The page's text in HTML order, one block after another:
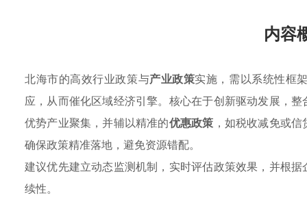
内容
北海市的高效行业政策与产业政策实施，需以系统性框
应，从而催化区域经济引擎。核心在于创新驱动发展，
优势产业聚集，并辅以精准的优惠政策 ，如税收减免或
确保政策精准落地，避免资源错配。
建议优先建立动态监测机制，实时评估政策效果，并根
续性。